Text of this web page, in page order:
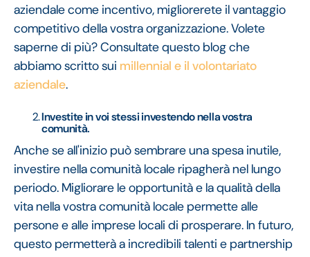
aziendale come incentivo, migliorerete il vantaggio
competitivo della vostra organizzazione. Volete
saperne di più? Consultate questo blog che
abbiamo scritto sui millennial e il volontariato
aziendale.
Investite in voi stessi investendo nella vostra
comunità.
Anche se all'inizio può sembrare una spesa inutile,
investire nella comunità locale ripagherà nel lungo
periodo. Migliorare le opportunità e la qualità della
vita nella vostra comunità locale permette alle
persone e alle imprese locali di prosperare. In futuro,
questo permetterà a incredibili talenti e partnership